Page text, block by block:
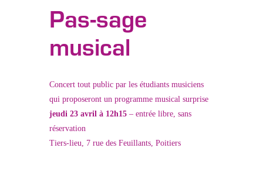
Pas-sage
musical
Concert tout public par les étudiants musiciens
qui proposeront un programme musical surprise
jeudi 23 avril à 12h15 – entrée libre, sans
réservation
Tiers-lieu, 7 rue des Feuillants, Poitiers